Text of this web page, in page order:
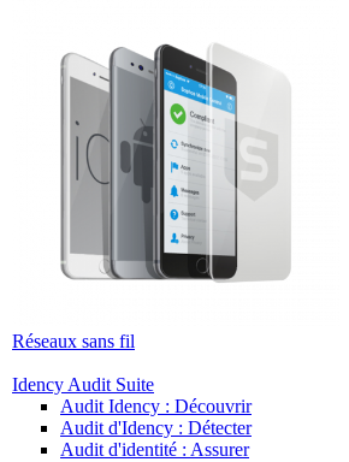
Réseaux sans fil
Idency Audit Suite
Audit Idency : Découvrir
Audit d'Idency : Détecter
Audit d'identité : Assurer